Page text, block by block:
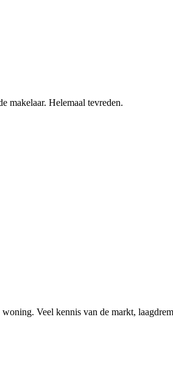
makelaar. Helemaal tevreden.
Veel kennis van de markt,